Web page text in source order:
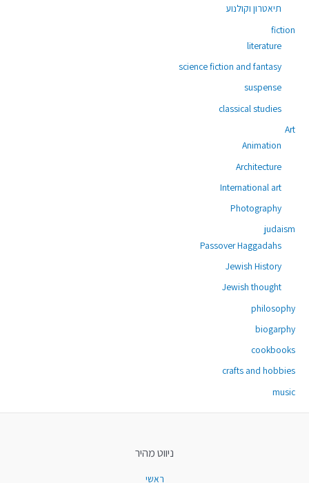
תיאטרון וקולנוע
fiction
literature
science fiction and fantasy
suspense
classical studies
Art
Animation
Architecture
International art
Photography
judaism
Passover Haggadahs
Jewish History
Jewish thought
philosophy
biogarphy
cookbooks
crafts and hobbies
music
ניווט מהיר
ראשי